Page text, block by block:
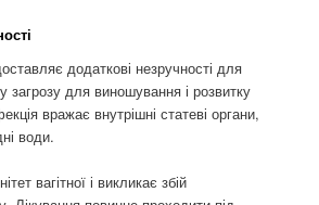
додаткові незручності для
загрозу для виношування і розвитку
вражає внутрішні статеві органи,
води.
вагітної і викликає збій